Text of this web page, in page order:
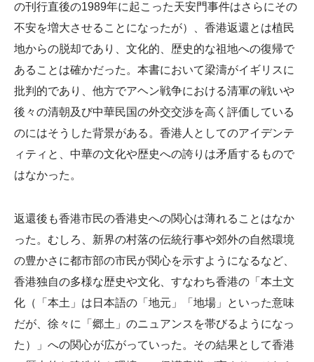
の刊行直後の1989年に起こった天安門事件はさらにその
不安を増大させることになったが）、香港返還とは植民
地からの脱却であり、文化的、歴史的な祖地への復帰で
あることは確かだった。本書において梁濤がイギリスに
批判的であり、他方でアヘン戦争における清軍の戦いや
後々の清朝及び中華民国の外交交渉を高く評価している
のにはそうした背景がある。香港人としてのアイデンテ
ィティと、中華の文化や歴史への誇りは矛盾するもので
はなかった。
返還後も香港市民の香港史への関心は薄れることはなか
った。むしろ、新界の村落の伝統行事や郊外の自然環境
の豊かさに都市部の市民が関心を示すようになるなど、
香港独自の多様な歴史や文化、すなわち香港の「本土文
化（「本土」は日本語の「地元」「地場」といった意味
だが、徐々に「郷土」のニュアンスを帯びるようになっ
た）」への関心が広がっていった。その結果として香港